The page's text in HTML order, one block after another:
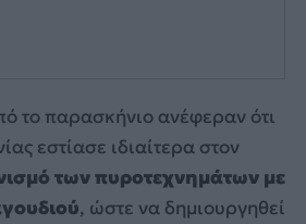
το παρασκήνιο ανέφεραν ότι
εστίασε ιδιαίτερα στον
των πυροτεχνημάτων με
, ώστε να δημιουργηθεί